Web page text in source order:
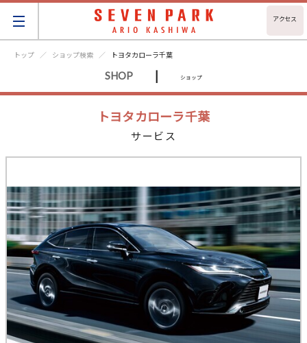
アクセス
トップ ショップ検索 トヨタカローラ千葉
SHOP | ショップ
トヨタカローラ千葉
サービス